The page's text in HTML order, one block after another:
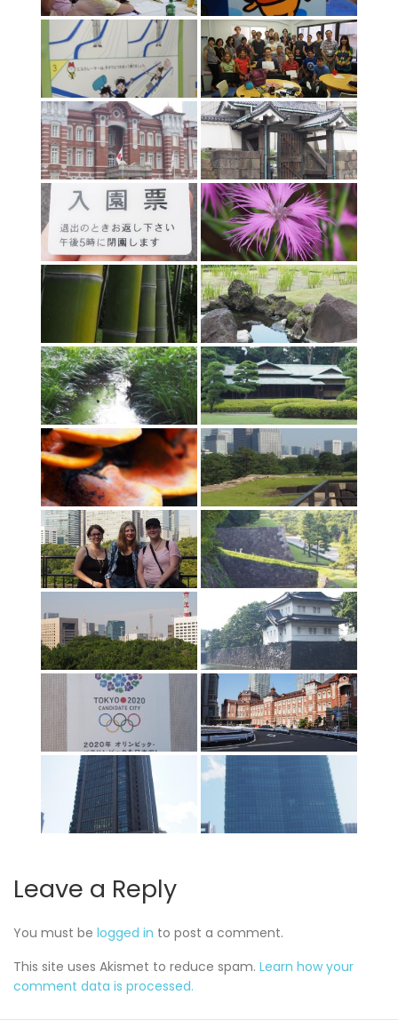
Leave a Reply
You must be logged in to post a comment.
This site uses Akismet to reduce spam. Learn how your
comment data is processed.